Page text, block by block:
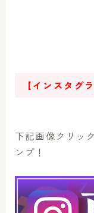
【インスタグ
下記画像クリッ
ンプ！